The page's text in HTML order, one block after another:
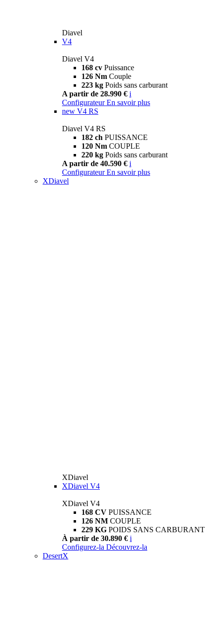
Diavel
V4
Diavel V4
168 cv Puissance
126 Nm Couple
223 kg Poids sans carburant
A partir de 28.990 € i
Configurateur En savoir plus
new V4 RS
Diavel V4 RS
182 ch PUISSANCE
120 Nm COUPLE
220 kg Poids sans carburant
A partir de 40.590 € i
Configurateur En savoir plus
XDiavel
XDiavel
XDiavel V4
XDiavel V4
168 CV PUISSANCE
126 NM COUPLE
229 KG POIDS SANS CARBURANT
À partir de 30.890 € i
Configurez-la Découvrez-la
DesertX